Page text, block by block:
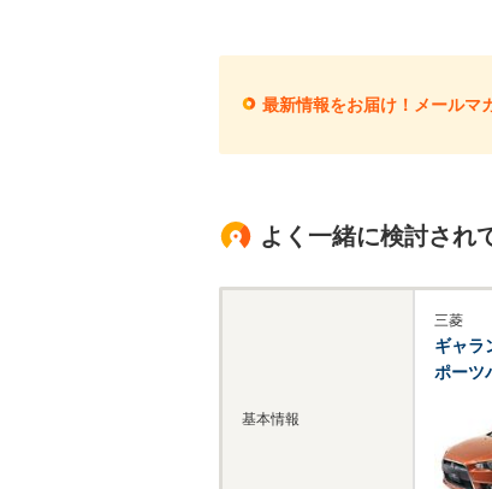
最新情報をお届け！メールマ
よく一緒に検討され
基本情報
三菱
ギャラ
ポーツ